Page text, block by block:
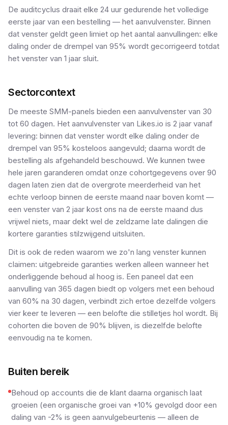
De auditcyclus draait elke 24 uur gedurende het volledige
eerste jaar van een bestelling — het aanvulvenster. Binnen
dat venster geldt geen limiet op het aantal aanvullingen: elke
daling onder de drempel van 95% wordt gecorrigeerd totdat
het venster van 1 jaar sluit.
Sectorcontext
De meeste SMM-panels bieden een aanvulvenster van 30
tot 60 dagen. Het aanvulvenster van Likes.io is 2 jaar vanaf
levering: binnen dat venster wordt elke daling onder de
drempel van 95% kosteloos aangevuld; daarna wordt de
bestelling als afgehandeld beschouwd. We kunnen twee
hele jaren garanderen omdat onze cohortgegevens over 90
dagen laten zien dat de overgrote meerderheid van het
echte verloop binnen de eerste maand naar boven komt —
een venster van 2 jaar kost ons na de eerste maand dus
vrijwel niets, maar dekt wel de zeldzame late dalingen die
kortere garanties stilzwijgend uitsluiten.
Dit is ook de reden waarom we zo'n lang venster kunnen
claimen: uitgebreide garanties werken alleen wanneer het
onderliggende behoud al hoog is. Een paneel dat een
aanvulling van 365 dagen biedt op volgers met een behoud
van 60% na 30 dagen, verbindt zich ertoe dezelfde volgers
vier keer te leveren — een belofte die stilletjes hol wordt. Bij
cohorten die boven de 90% blijven, is diezelfde belofte
eenvoudig na te komen.
Buiten bereik
Behoud op accounts die de klant daarna organisch laat
groeien (een organische groei van +10% gevolgd door een
daling van -2% is geen aanvulgebeurtenis — alleen de